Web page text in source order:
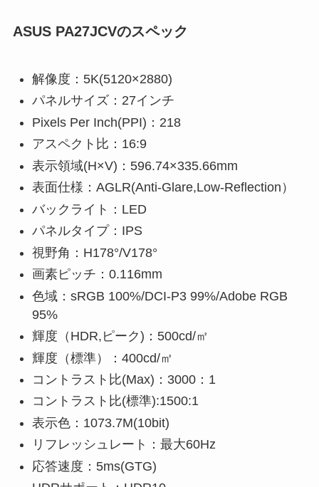
ASUS PA27JCVのスペック
解像度：5K(5120×2880)
パネルサイズ：27インチ
Pixels Per Inch(PPI)：218
アスペクト比：16:9
表示領域(H×V)：596.74×335.66mm
表面仕様：AGLR(Anti-Glare,Low-Reflection）
バックライト：LED
パネルタイプ：IPS
視野角：H178°/V178°
画素ピッチ：0.116mm
色域：sRGB 100%/DCI-P3 99%/Adobe RGB
95%
輝度（HDR,ピーク)：500cd/㎡
輝度（標準）：400cd/㎡
コントラスト比(Max)：3000：1
コントラスト比(標準):1500:1
表示色：1073.7M(10bit)
リフレッシュレート：最大60Hz
応答速度：5ms(GTG)